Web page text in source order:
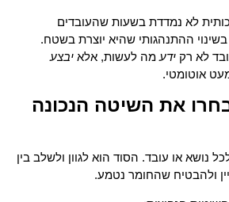
לא נמדדת בשעות שהעובדים
ההתנהגותי שהיא יוצרת בשטח.
לא רק ידעמה לעשות, אלא יבצע
אוטומטי.
את השיטה הנכונה
נושא או עובד. הסוד הוא לגוון ולשלב בין
ולהבטיח שהחומר נטמע.